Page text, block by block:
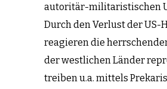
autoritär-militaristischen
Durch den Verlust der US-
reagieren die
der westlichen Länder
treiben u.a. mittels